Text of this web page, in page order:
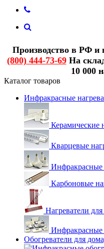
Производство в РФ и
(800) 444-73-69На
10 000
Каталог товаров
Инфракрасные
Керамические
Кварцевые
Карбоновые
Нагреватели
Инфракрасные
Обогреватели для